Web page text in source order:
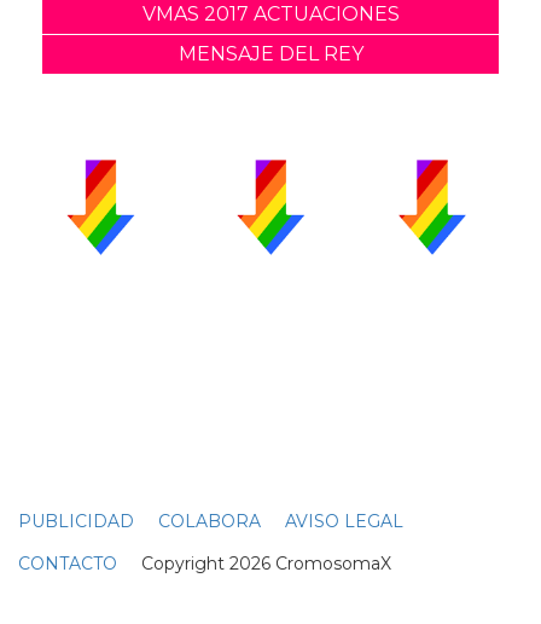
VMAS 2017 ACTUACIONES
MENSAJE DEL REY
PUBLICIDAD COLABORA
AVISO LEGAL
CONTACTO Copyright 2026 CromosomaX